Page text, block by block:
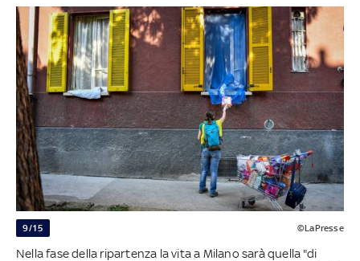
9/15 ©LaPresse
Nella fase della ripartenza la vita a Milano sarà quella "di